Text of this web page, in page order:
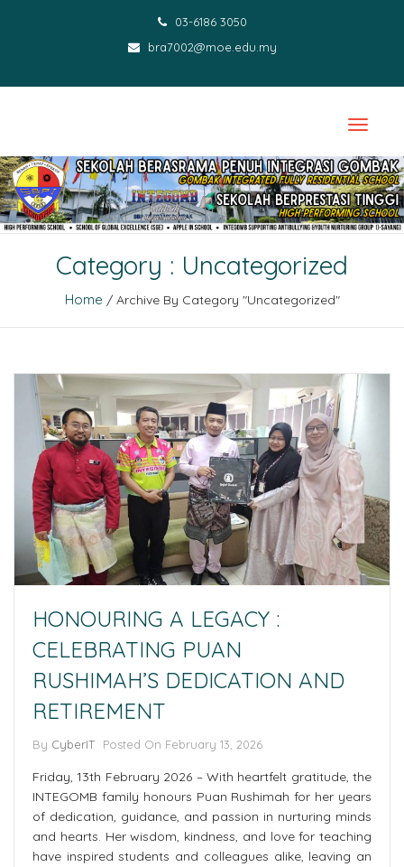
03-6186 3050
bra7002@moe.edu.my
Category : Uncategorized
Home / Archive By Category "Uncategorized"
HONOURING A LEGACY :
CELEBRATING PUAN
RUSHIMAH’S DEDICATION AND
RETIREMENT
By CyberIT Posted On February 13, 2026
Friday, 13th February 2026 – With heartfelt gratitude, the
INTEGOMB family honours Puan Rushimah for her years
of dedication, guidance, and passion in nurturing minds
and hearts. Her wisdom, kindness, and love for teaching
have inspired students and colleagues alike, leaving an